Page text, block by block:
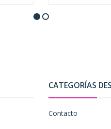
CATEGORÍAS
Contacto